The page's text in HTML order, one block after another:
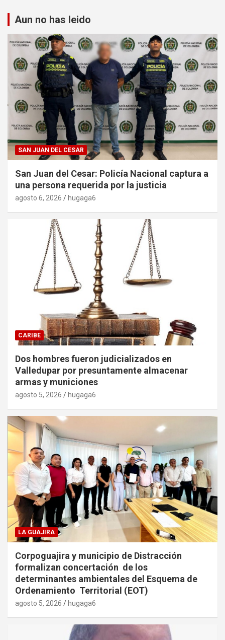
Aun no has leido
SAN JUAN DEL CESAR
San Juan del Cesar: Policía Nacional captura a
una persona requerida por la justicia
agosto 6, 2026 hugaga6
CARIBE
Dos hombres fueron judicializados en
Valledupar por presuntamente almacenar
armas y municiones
agosto 5, 2026 hugaga6
LA GUAJIRA
Corpoguajira y municipio de Distracción
formalizan concertación de los
determinantes ambientales del Esquema de
Ordenamiento Territorial (EOT)
agosto 5, 2026 hugaga6